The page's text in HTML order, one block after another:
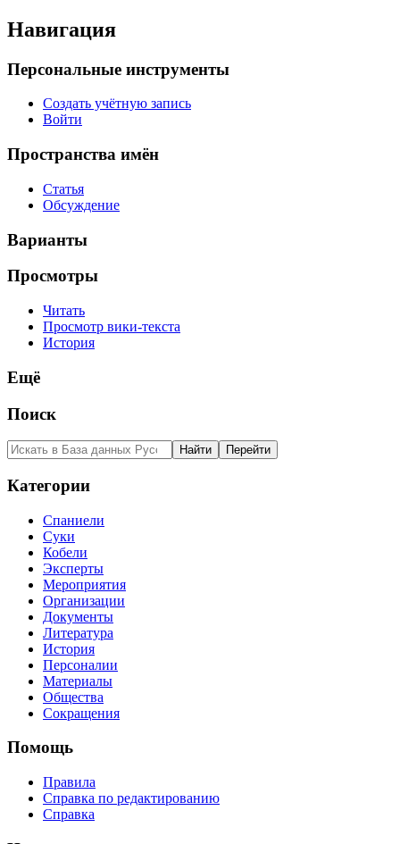
Навигация
Персональные инструменты
Создать учётную запись
Войти
Пространства имён
Статья
Обсуждение
Варианты
Просмотры
Читать
Просмотр вики-текста
История
Ещё
Поиск
Категории
Спаниели
Суки
Кобели
Эксперты
Мероприятия
Организации
Документы
Литература
История
Персоналии
Материалы
Общества
Сокращения
Помощь
Правила
Справка по редактированию
Справка